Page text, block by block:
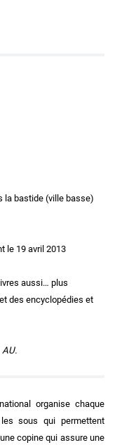
la bastide (ville basse)
le 19 avril 2013
aussi… plus
des encyclopédies et
AU.
organise chaque
sous qui permettent
copine qui assure une